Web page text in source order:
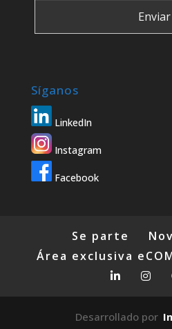
Síganos
LinkedIn
Instagram
Facebook
Se parte
Área exclusiva
Desarrollado por